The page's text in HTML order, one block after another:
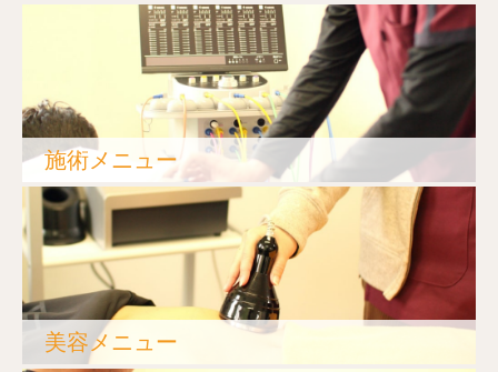
施術メニュー
美容メニュー